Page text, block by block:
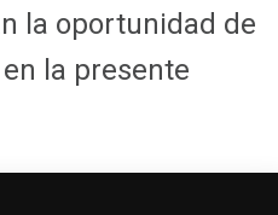
la oportunidad de
la presente